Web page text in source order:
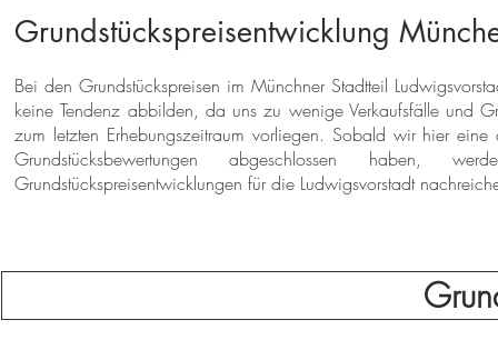
Bei den Grundstückspreisen im Münchner Stadtteil
keine Tendenz abbilden, da uns zu wenige Verkaufsfälle und
zum letzten Erhebungszeitraum vorliegen. Sobald wir hier
Grundstücksbewertungen abgeschlossen haben,
Grundstückspreisentwicklungen für die Ludwigsvorstadt
Grundstückspreisentwicklung